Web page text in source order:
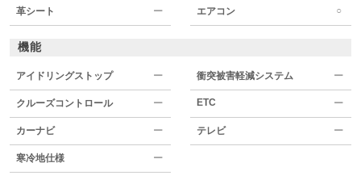
革シート ー エアコン ○
機能
アイドリングストップ ー 衝突被害軽減システム ー
クルーズコントロール ー ETC ー
カーナビ ー テレビ ー
寒冷地仕様 ー